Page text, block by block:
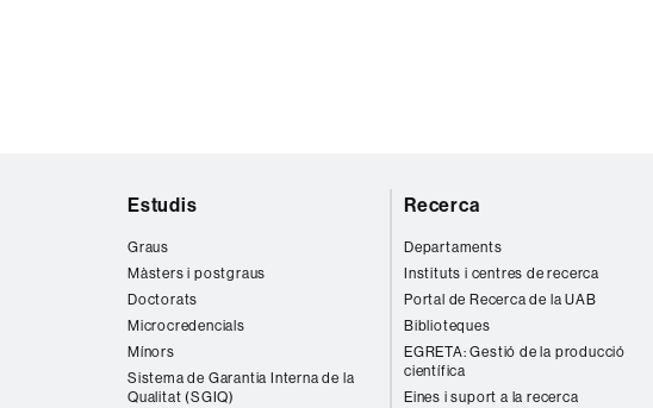
Estudis
Graus
Màsters i postgraus
Doctorats
Microcredencials
Mínors
Sistema de Garantia Interna de la
Qualitat (SGIQ)
Recerca
Departaments
Instituts i centres de recerca
Portal de Recerca de la UAB
Biblioteques
EGRETA: Gestió de la producció
científica
Eines i suport a la recerca